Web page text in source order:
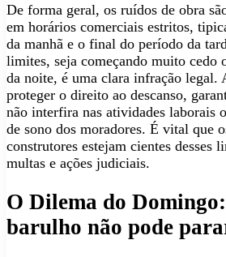
De forma geral, os ruídos de obra
em horários comerciais estritos,
da manhã e o final do período da
limites, seja começando muito cedo
da noite, é uma clara infração legal.
proteger o direito ao descanso,
não interfira nas atividades laborais
de sono dos moradores. É vital que
construtores estejam cientes desses
multas e ações judiciais.
O Dilema do
barulho não pode